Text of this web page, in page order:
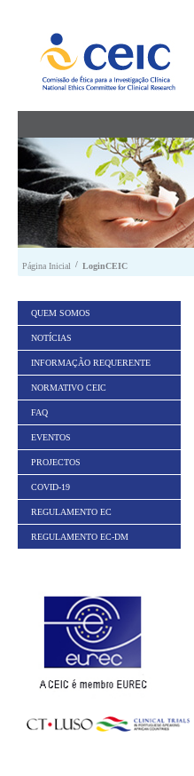
Página Inicial / LoginCEIC
QUEM SOMOS
NOTÍCIAS
INFORMAÇÃO REQUERENTE
NORMATIVO CEIC
FAQ
EVENTOS
PROJECTOS
COVID-19
REGULAMENTO EC
REGULAMENTO EC-DM